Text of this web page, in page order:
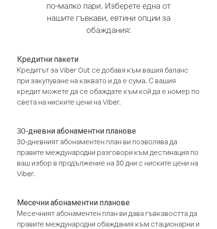
по-малко пари. Изберете една от
нашите гъвкави, евтини опции за
обаждания:
Кредитни пакети
Кредитът за Viber Out се добавя към вашия баланс
при закупуване на каквато и да е сума. С вашия
кредит можете да се обаждате към кой да е номер по
света на ниските цени на Viber.
30-дневни абонаментни планове
30-дневният абонаментен план ви позволява да
правите международни разговори към дестинация по
ваш избор в продължение на 30 дни с ниските цени на
Viber.
Месечни абонаментни планове
Месечният абонаментен план ви дава гъвкавостта да
правите международни обаждания към стационарни и